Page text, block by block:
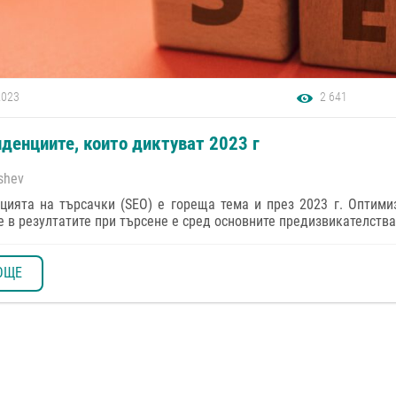
2 641
които диктуват 2023 г
на търсачки (SEO) е гореща тема и през 2023 г.
в резултатите при търсене е сред основните